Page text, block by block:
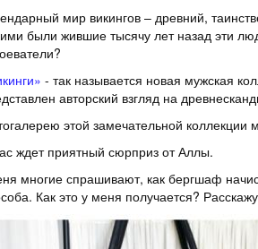
мир викингов – древний,
были жившие тысячу лет назад эти
- так называется новая мужская
авторский взгляд на
этой замечательной коллекции
ждет приятный сюрприз от Аллы.
многие спрашивают, как бергшаф
Как это у меня получается?